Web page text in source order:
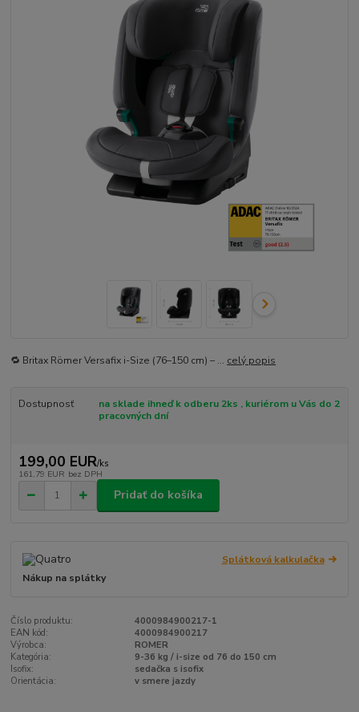
🔁 Britax Römer Versafix i-Size (76–150 cm) – ... celý popis
Dostupnosť
na sklade ihneď k odberu 2ks , kuriérom u Vás do 2
pracovných dní
199,00 EUR/ks
161,79 EUR bez DPH
Pridať do košíka
Splátková kalkulačka
Nákup na splátky
Číslo produktu:
4000984900217-1
EAN kód:
4000984900217
Výrobca:
ROMER
Kategória:
9-36 kg / i-size od 76 do 150 cm
Isofix:
sedačka s isofix
Orientácia:
v smere jazdy